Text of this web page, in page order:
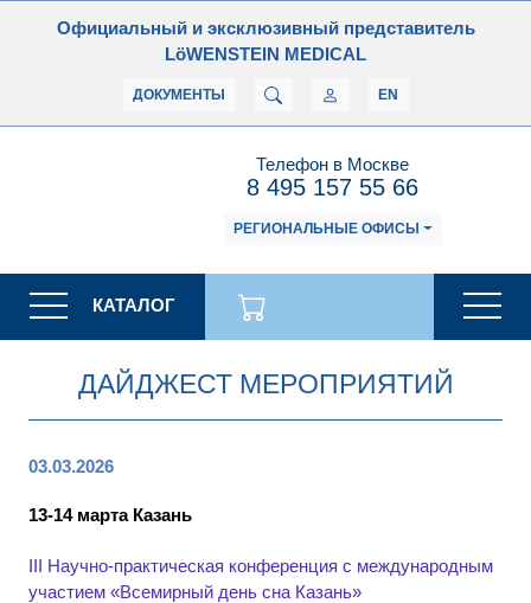
Официальный и эксклюзивный представитель
LöWENSTEIN MEDICAL
ДОКУМЕНТЫ EN
Телефон в Москве
8 495 157 55 66
РЕГИОНАЛЬНЫЕ ОФИСЫ
КАТАЛОГ
ДАЙДЖЕСТ МЕРОПРИЯТИЙ
03.03.2026
13-14 марта Казань
III Научно-практическая конференция с международным
участием «Всемирный день сна Казань»